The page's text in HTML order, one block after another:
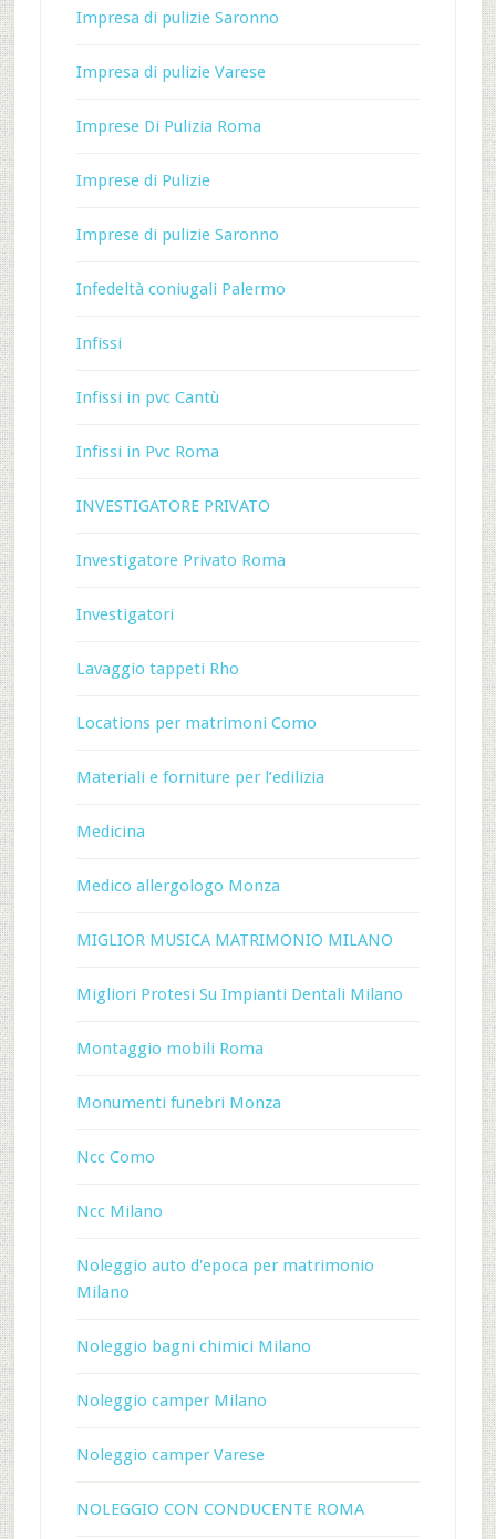
Impresa di pulizie Saronno
Impresa di pulizie Varese
Imprese Di Pulizia Roma
Imprese di Pulizie
Imprese di pulizie Saronno
Infedeltà coniugali Palermo
Infissi
Infissi in pvc Cantù
Infissi in Pvc Roma
INVESTIGATORE PRIVATO
Investigatore Privato Roma
Investigatori
Lavaggio tappeti Rho
Locations per matrimoni Como
Materiali e forniture per l’edilizia
Medicina
Medico allergologo Monza
MIGLIOR MUSICA MATRIMONIO MILANO
Migliori Protesi Su Impianti Dentali Milano
Montaggio mobili Roma
Monumenti funebri Monza
Ncc Como
Ncc Milano
Noleggio auto d'epoca per matrimonio
Milano
Noleggio bagni chimici Milano
Noleggio camper Milano
Noleggio camper Varese
NOLEGGIO CON CONDUCENTE ROMA